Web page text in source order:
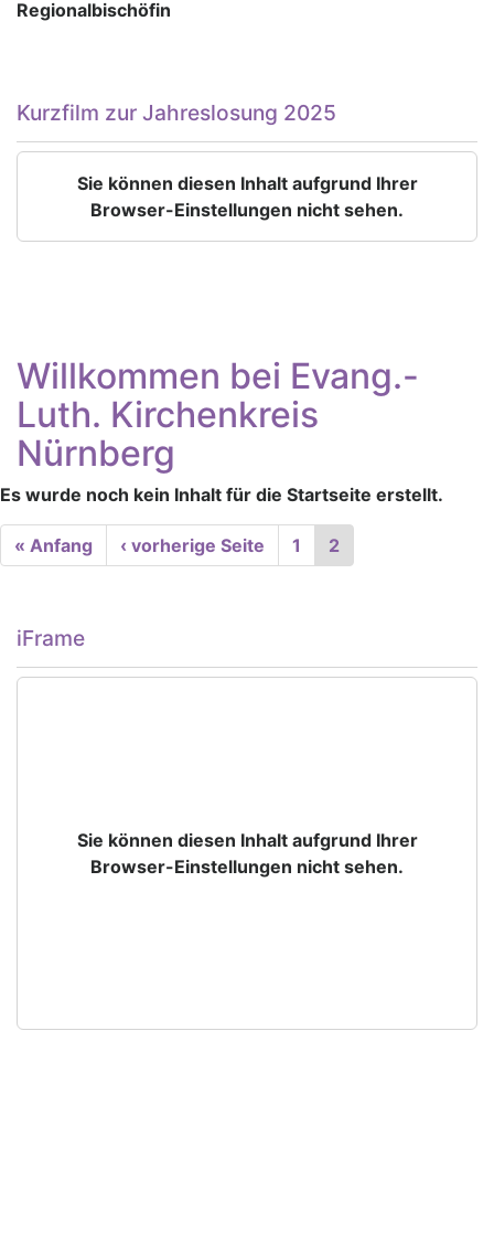
Regionalbischöfin
Kurzfilm zur Jahreslosung 2025
Sie können diesen Inhalt aufgrund Ihrer
Browser-Einstellungen nicht sehen.
Willkommen bei Evang.-
Luth. Kirchenkreis
Nürnberg
Es wurde noch kein Inhalt für die Startseite erstellt.
Seitennummerierung
First
page
« Anfang
Vorherige
Seite
‹ vorherige Seite Seite
1
Aktuelle
Seite
2
iFrame
Sie können diesen Inhalt aufgrund Ihrer
Browser-Einstellungen nicht sehen.